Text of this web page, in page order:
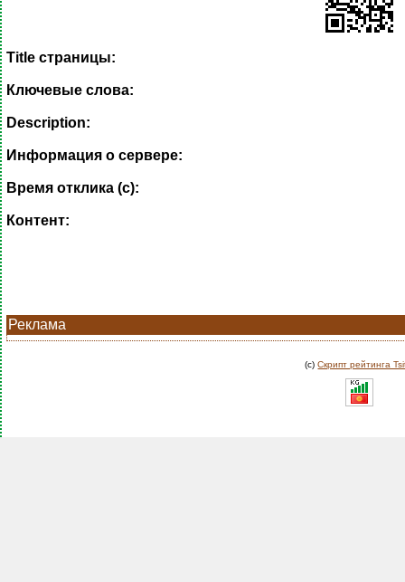
Title страницы:
Ключевые слова:
Description:
Информация о сервере:
Время отклика (с):
Контент:
Реклама
(c)Скрипт рейтинга